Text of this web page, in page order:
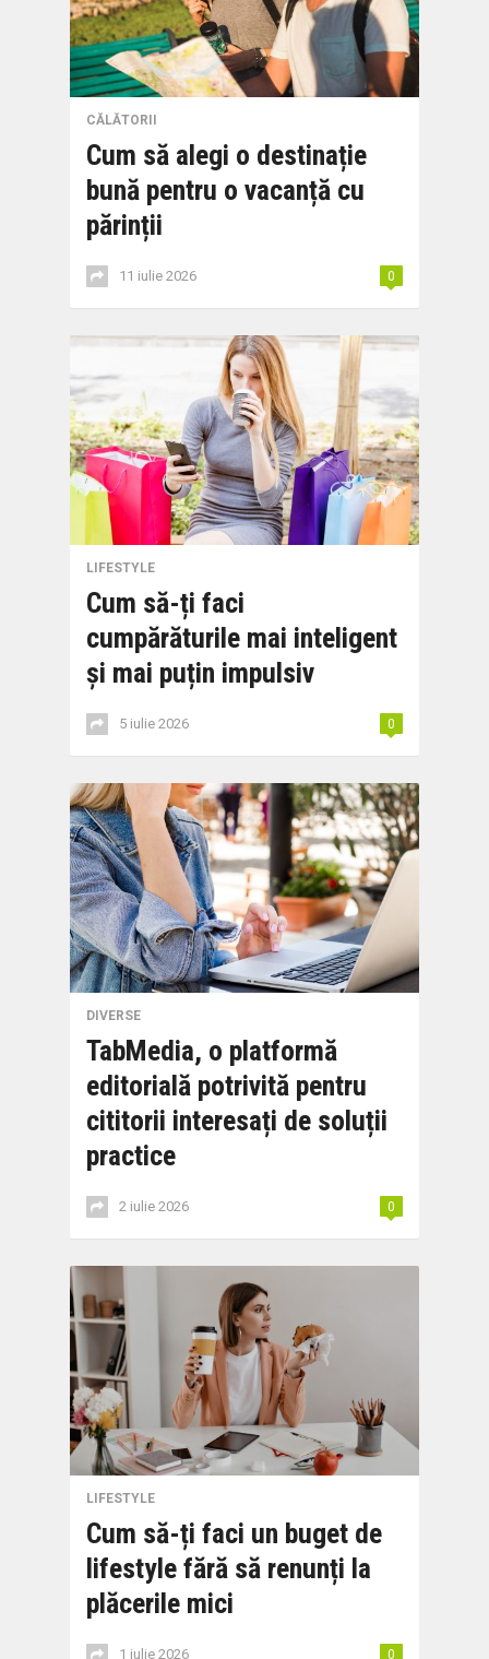
CĂLĂTORII
Cum să alegi o destinație
bună pentru o vacanță cu
părinții
11 iulie 2026 0
LIFESTYLE
Cum să-ți faci
cumpărăturile mai inteligent
și mai puțin impulsiv
5 iulie 2026 0
DIVERSE
TabMedia, o platformă
editorială potrivită pentru
cititorii interesați de soluții
practice
2 iulie 2026 0
LIFESTYLE
Cum să-ți faci un buget de
lifestyle fără să renunți la
plăcerile mici
1 iulie 2026 0